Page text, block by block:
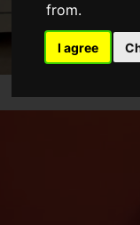
from.
I agree